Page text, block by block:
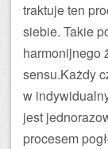
traktuje ten
siebie. Takie
harmonijnego
sensu.Każdy
w
jest
procesem